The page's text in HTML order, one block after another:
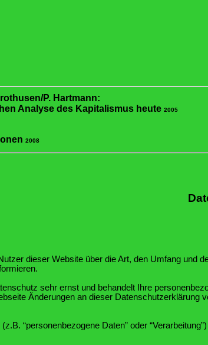
P. Hartmann:
Analyse des Kapitalismus heute 2005
2008
dieser Website über die Art, den Umfang und
sehr ernst und behandelt Ihre
Änderungen an dieser
“personenbezogene Daten” oder